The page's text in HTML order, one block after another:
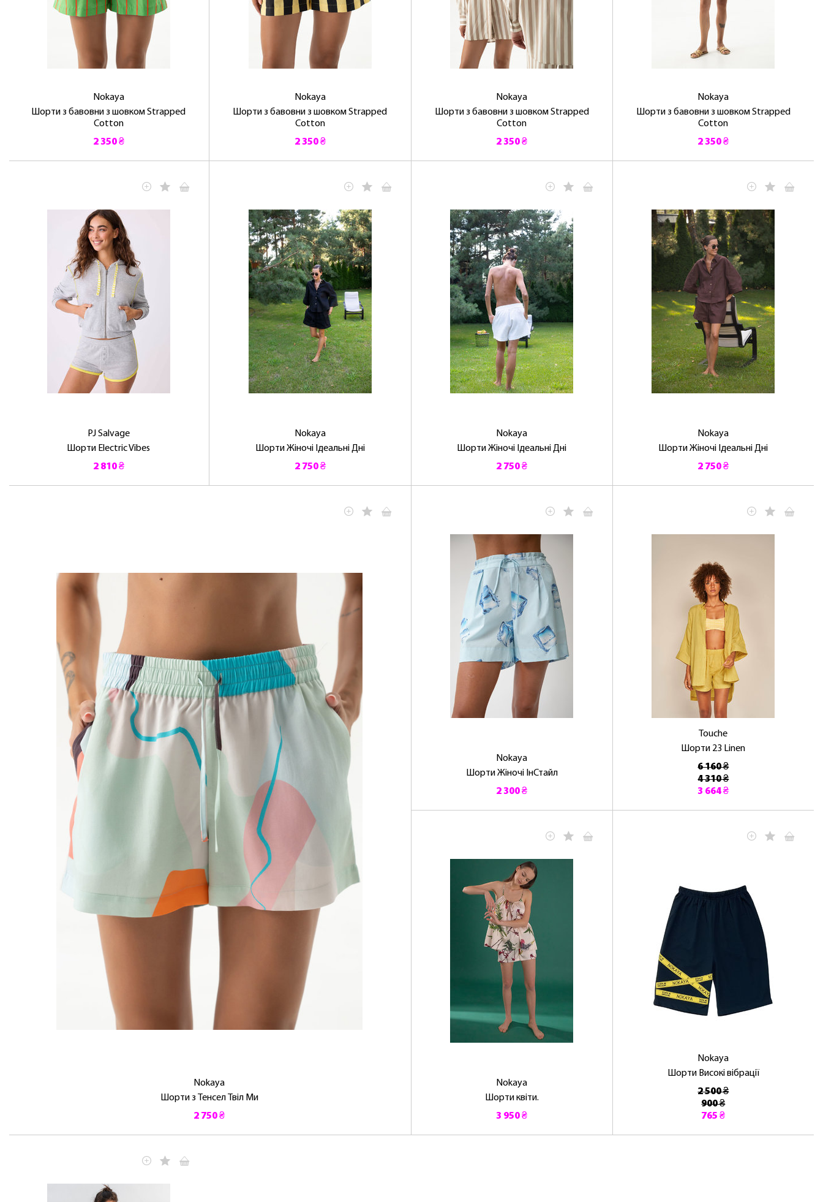
Nokaya
Шорти з бавовни з шовком Strapped
Cotton
2 350 ₴
Nokaya
Шорти з бавовни з шовком Strapped
Cotton
2 350 ₴
Nokaya
Шорти з бавовни з шовком Strapped
Cotton
2 350 ₴
Nokaya
Шорти з бавовни з шовком Strapped
Cotton
2 350 ₴
PJ Salvage
Шорти Electric Vibes
2 810 ₴
Nokaya
Шорти Жіночі Ідеальні Дні
2 750 ₴
Nokaya
Шорти Жіночі Ідеальні Дні
2 750 ₴
Nokaya
Шорти Жіночі Ідеальні Дні
2 750 ₴
Nokaya
Шорти з Тенсел Твіл Ми
2 750 ₴
Nokaya
Шорти Жіночі ІнСтайл
2 300 ₴
Touche
Шорти 23 Linen
6 160 ₴
4 310 ₴
3 664 ₴
Nokaya
Шорти квіти.
3 950 ₴
Nokaya
Шорти Високі вібрації
2 500 ₴
900 ₴
765 ₴
ЛАСКАВО ПРОСИМО ДО NOSOVSKI.COM! ПРИЙМІТЬ ВІД
НАС ПРИВІТНИЙ БОНУС - ЗНИЖКУ НА ПЕРШЕ ПОКУПКУ